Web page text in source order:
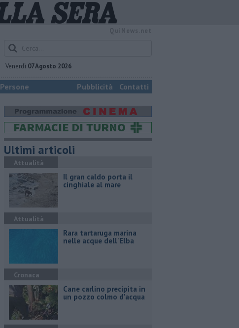
Venerdì 07 Agosto 2026
Persone Pubblicità Contatti
Ultimi articoli
Attualità
Il gran caldo porta il
cinghiale al mare
Attualità
Rara tartaruga marina
nelle acque dell'Elba
Cronaca
Cane carlino precipita in
un pozzo colmo d'acqua